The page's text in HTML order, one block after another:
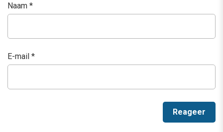
Naam *
E-mail *